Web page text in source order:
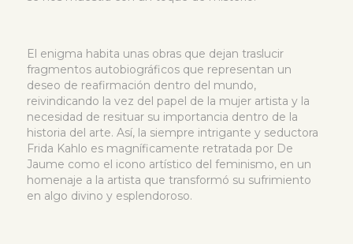
El enigma habita unas obras que dejan traslucir
fragmentos autobiográficos que representan un
deseo de reafirmación dentro del mundo,
reivindicando la vez del papel de la mujer artista y la
necesidad de resituar su importancia dentro de la
historia del arte. Así, la siempre intrigante y seductora
Frida Kahlo es magníficamente retratada por De
Jaume como el icono artístico del feminismo, en un
homenaje a la artista que transformó su sufrimiento
en algo divino y esplendoroso.